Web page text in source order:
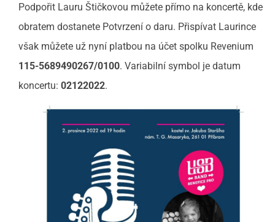
Podpořit Lauru Štičkovou můžete přímo na koncertě, kde
obratem dostanete Potvrzení o daru. Přispívat Laurince
však můžete už nyní platbou na účet spolku Revenium
115-5689490267/0100. Variabilní symbol je datum
koncertu: 02122022.